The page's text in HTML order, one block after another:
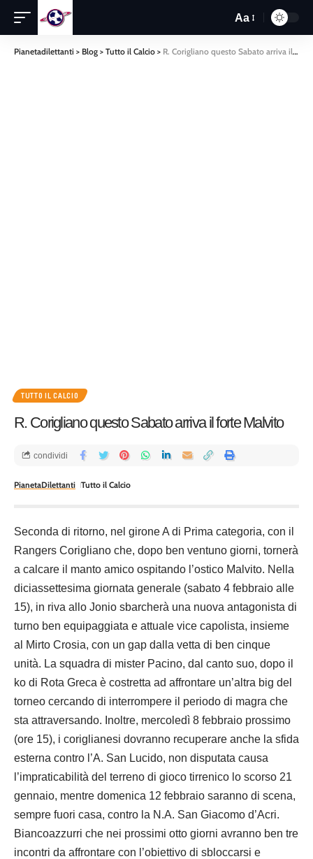
Aa
Pianetadilettanti > Blog > Tutto il Calcio > R. Corigliano questo Sabato arriva il forte Malvito
TUTTO IL CALCIO
R. Corigliano questo Sabato arriva il forte Malvito
PianetaDilettanti Tutto il Calcio
condividi
Seconda di ritorno, nel girone A di Prima categoria, con il
Rangers Corigliano che, dopo ben ventuno giorni, tornerà
a calcare il manto amico ospitando l’ostico Malvito. Nella
diciassettesima giornata generale (sabato 4 febbraio alle
15), in riva allo Jonio sbarcherà una nuova antagonista di
turno ben equipaggiata e attuale vice capolista, insieme
al Mirto Crosia, con un gap dalla vetta di ben cinque
unità. La squadra di mister Pacino, dal canto suo, dopo il
ko di Rota Greca è costretta ad affrontare un’altra big del
torneo cercando di interrompere il periodo di magra che
sta attraversando. Inoltre, mercoledì 8 febbraio prossimo
(ore 15), i coriglianesi dovranno recuperare anche la sfida
esterna contro l’A. San Lucido, non disputata causa
l’impraticabilità del terreno di gioco tirrenico lo scorso 21
gennaio, mentre domenica 12 febbraio saranno di scena,
sempre fuori casa, contro la N.A. San Giacomo d’Acri.
Biancoazzurri che nei prossimi otto giorni avranno ben tre
incontri da affrontare con l’obiettivo di sbloccarsi e